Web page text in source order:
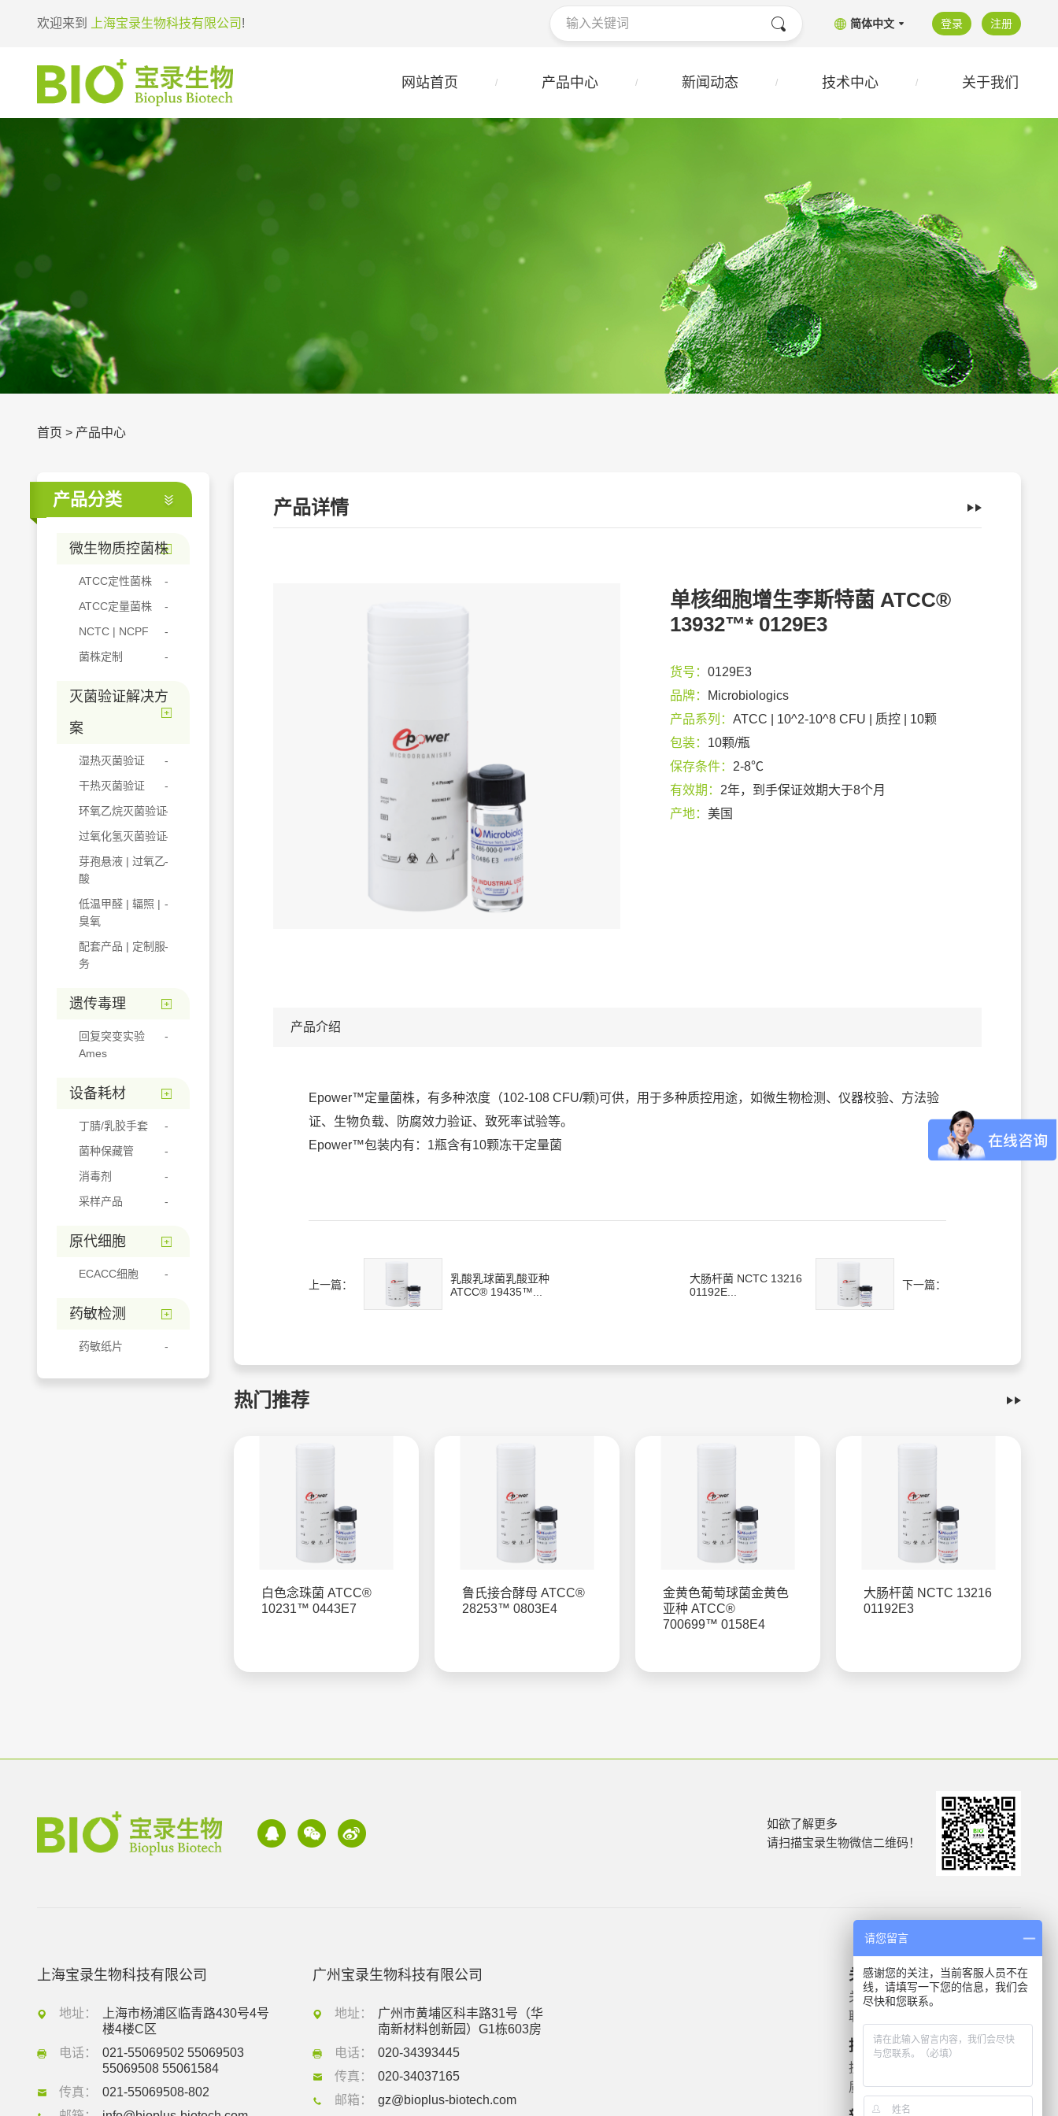
欢迎来到 上海宝录生物科技有限公司 ! 简体中文 登录 注册
网站首页 产品中心 新闻动态 技术中心 关于我们
首页 > 产品中心
产品分类
微生物质控菌株
ATCC定性菌株
ATCC定量菌株
NCTC | NCPF
菌株定制
灭菌验证解决方
案
湿热灭菌验证
干热灭菌验证
环氧乙烷灭菌验证
过氧化氢灭菌验证
芽孢悬液 | 过氧乙
酸
低温甲醛 | 辐照 |
臭氧
配套产品 | 定制服
务
遗传毒理
回复突变实验
Ames
设备耗材
丁腈/乳胶手套
菌种保藏管
消毒剂
采样产品
原代细胞
ECACC细胞
药敏检测
药敏纸片
产品详情
单核细胞增生李斯特菌 ATCC®
13932™* 0129E3
货号： 0129E3
品牌：
Microbiologics
产品系列： ATCC | 10^2-10^8 CFU | 质控 | 10颗
包装： 10颗/瓶
保存条件： 2-8℃
有效期： 2年，到手保证效期大于8个月
产地： 美国
产品介绍
Epower™定量菌株，有多种浓度（102-108 CFU/颗)可供，用于多种质控用途，如微生物检测、仪器校验、方法验
证、生物负载、防腐效力验证、致死率试验等。
Epower™包装内有：1瓶含有10颗冻干定量菌
上一篇：
乳酸乳球菌乳酸亚种
ATCC® 19435™...
大肠杆菌 NCTC 13216
01192E...
下一篇：
热门推荐
白色念珠菌 ATCC®
10231™ 0443E7
鲁氏接合酵母 ATCC®
28253™ 0803E4
金黄色葡萄球菌金黄色
亚种 ATCC®
700699™ 0158E4
大肠杆菌 NCTC 13216
01192E3
如欲了解更多
请扫描宝录生物微信二维码！
上海宝录生物科技有限公司
地址：
上海市杨浦区临青路430号4号
楼4楼C区
电话：
021-55069502 55069503
55069508 55061584
传真：
021-55069508-802
广州宝录生物科技有限公司
地址：
广州市黄埔区科丰路31号（华
南新材料创新园）G1栋603房
电话：
020-34393445
传真：
020-34037165
邮箱：
gz@bioplus-biotech.com
关于我们
关于我们
联系我们
技术支持
技术文档
质检报告
产品信息
微生物质控菌株
遗传毒理
药敏检测
请您留言
感谢您的关注，当前客服人员不在
线，请填写一下您的信息，我们会
尽快和您联系。